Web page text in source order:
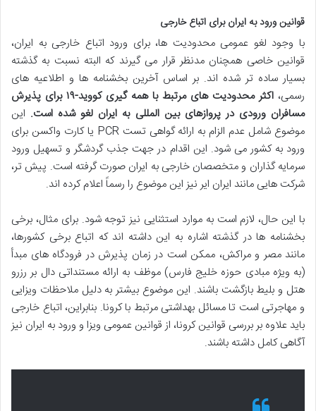
قوانین ورود به ایران برای اتباع خارجی
با وجود لغو عمومی محدودیت ها، برای ورود اتباع خارجی به ایران،
قوانین خاصی همچنان مدنظر قرار می گیرند که البته نسبت به گذشته
بسیار ساده تر شده اند. بر اساس آخرین بخشنامه ها و اطلاعیه های
رسمی،
اکثر محدودیت های مرتبط با همه گیری کووید-۱۹ برای پذیرش
مسافران ورودی در پروازهای بین المللی به ایران لغو شده است. این
موضوع شامل عدم الزام به ارائه گواهی تست PCR یا کارت واکسن برای
ورود به کشور می شود. این اقدام در جهت جذب گردشگر و تسهیل ورود
سرمایه گذاران و متخصصان خارجی به ایران صورت گرفته است. پیش تر،
شرکت هایی مانند ایران ایر نیز این موضوع را رسماً اعلام کرده اند.
با این حال، لازم است به موارد استثنایی نیز توجه شود. برای مثال، برخی
بخشنامه ها در گذشته اشاره به این داشته اند که اتباع برخی کشورها،
مانند مصر و مراکش، ممکن است در زمان پذیرش در فرودگاه های مبدأ
(به ویژه مبادی حوزه خلیج فارس) موظف به ارائه مستنداتی دال بر رزرو
هتل و بلیط بازگشت باشند. این موضوع بیشتر به دلیل ملاحظات ویزایی
و مهاجرتی است تا مسائل بهداشتی مرتبط با کرونا. بنابراین، اتباع خارجی
باید علاوه بر بررسی قوانین کرونا، از قوانین عمومی ویزا و ورود به ایران نیز
آگاهی کامل داشته باشند.